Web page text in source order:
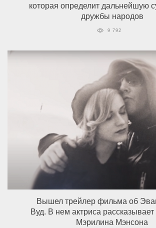
которая определит дальнейшую
дружбы народов
9 792
Вышел трейлер фильма об
Вуд. В нем актриса
Мэрилина Мэнсона